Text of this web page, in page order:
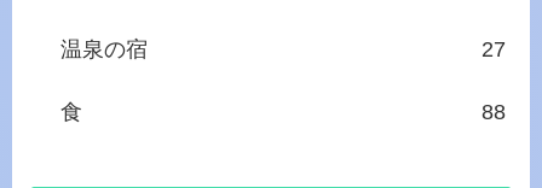
温泉の宿 27
食 88